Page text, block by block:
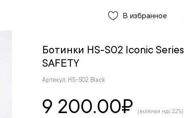
В избранное
Ботинки HS-S02 Iconic Series
SAFETY
Артикул: HS-S02 Black
9 200.00₽ (включая ндс 22%)